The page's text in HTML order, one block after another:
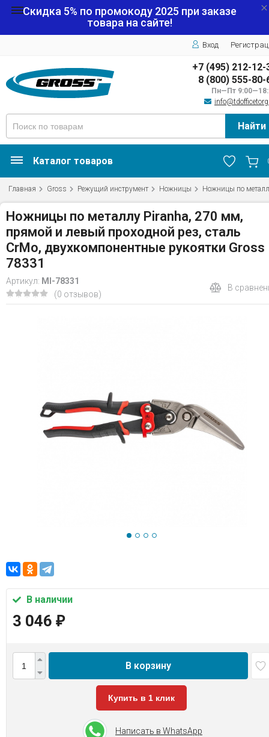
Скидка 5% по промокоду 2025 при заказе
товара на сайте!
Вход
+7 (495) 212-12-
8 (800) 555-80-
Пн—Пт
Найти
Каталог товаров
Главная Gross Режущий инструмент Ножницы Ножницы по
Ножницы по металлу Piranha, 270 мм,
прямой и левый проходной рез, сталь
СrMo, двухкомпонентные рукоятки Gross
78331
Артикул: MI-78331
(0 отзывов)
В
В наличии
3 046 ₽
В корзину
Купить в 1 клик
Написать в WhatsApp